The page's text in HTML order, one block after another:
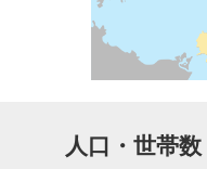
人口・世帯数